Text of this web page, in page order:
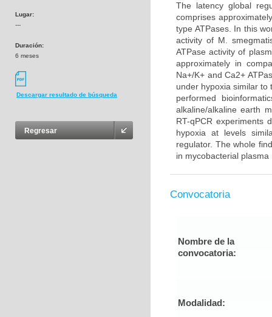
Lugar:
---
Duración:
6 meses
Descargar resultado de búsqueda
Regresar
The latency global
comprises
type ATPases. In this
activity of M.
ATPase activity of
approximately in
Na+/K+ and Ca2+
under hypoxia similar to
performed
alkaline/alkaline earth
RT-qPCR experiments
hypoxia at levels
regulator. The whole
in mycobacterial
Convocatoria
Nombre de la
convocatoria:
Modalidad: